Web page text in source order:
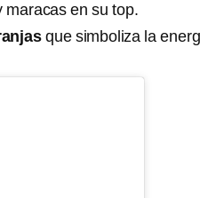
maracas en su top.
que simboliza la